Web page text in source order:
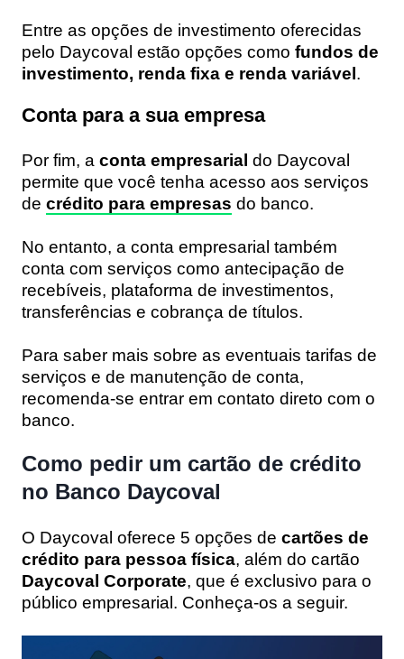
Entre as opções de investimento oferecidas
pelo Daycoval estão opções como fundos de
investimento, renda fixa e renda variável.
Conta para a sua empresa
Por fim, a conta empresarial do Daycoval
permite que você tenha acesso aos serviços
de crédito para empresas do banco.
No entanto, a conta empresarial também
conta com serviços como antecipação de
recebíveis, plataforma de investimentos,
transferências e cobrança de títulos.
Para saber mais sobre as eventuais tarifas de
serviços e de manutenção de conta,
recomenda-se entrar em contato direto com o
banco.
Como pedir um cartão de crédito
no Banco Daycoval
O Daycoval oferece 5 opções de cartões de
crédito para pessoa física, além do cartão
Daycoval Corporate, que é exclusivo para o
público empresarial. Conheça-os a seguir.